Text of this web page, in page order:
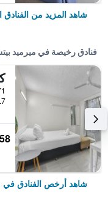
شاهد المزيد من الفنادق
فنادق رخيصة في ميرميد
0.7
شاهد أرخص الفنادق في